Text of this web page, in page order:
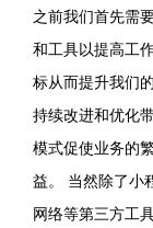
之前我们首先需
和工具以提高工
标从而提升我们
持续改进和优化
模式促使业务的
益。 当然除了小
网络等第三方工